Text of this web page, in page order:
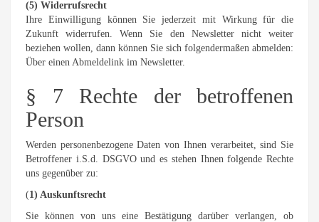
(5) Widerrufsrecht
Ihre Einwilligung können Sie jederzeit mit Wirkung für die
Zukunft widerrufen. Wenn Sie den Newsletter nicht weiter
beziehen wollen, dann können Sie sich folgendermaßen abmelden:
Über einen Abmeldelink im Newsletter.
§ 7 Rechte der betroffenen
Person
Werden personenbezogene Daten von Ihnen verarbeitet, sind Sie
Betroffener i.S.d. DSGVO und es stehen Ihnen folgende Rechte
uns gegenüber zu:
(1) Auskunftsrecht
Sie können von uns eine Bestätigung darüber verlangen, ob